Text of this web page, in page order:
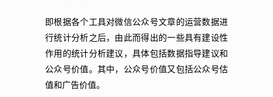
即根据各个工具对微信公众号文章的运营数据进
行统计分析之后，由此而得出的一些具有建设性
作用的统计分析建议，具体包括数据指导建议和
公众号价值。其中，公众号价值又包括公众号估
值和广告价值。